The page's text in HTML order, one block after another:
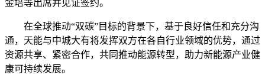
金培等出席并见证签约。
在全球推动“双碳”目标的背景下，基于良好信任和充分沟
通，天能与中城大有将发挥双方在各自行业领域的优势，通过
资源共享、紧密合作，共同推动能源转型，助力新能源产业健
康可持续发展。